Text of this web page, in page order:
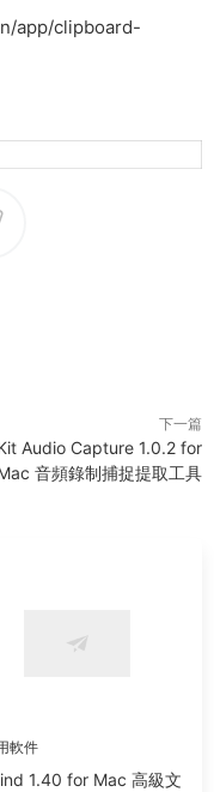
app/clipboard-
下一篇
Audio Capture 1.0.2 for
音頻錄制捕捉提取工具
軟件
1.40 for Mac 高級文